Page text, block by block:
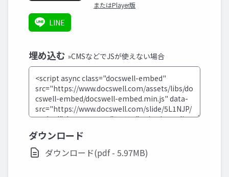
またはPlayer版
LINE
埋め込む »CMSなどでJSが使えない場合
ダウンロード
ダウンロード(pdf - 5.97MB)